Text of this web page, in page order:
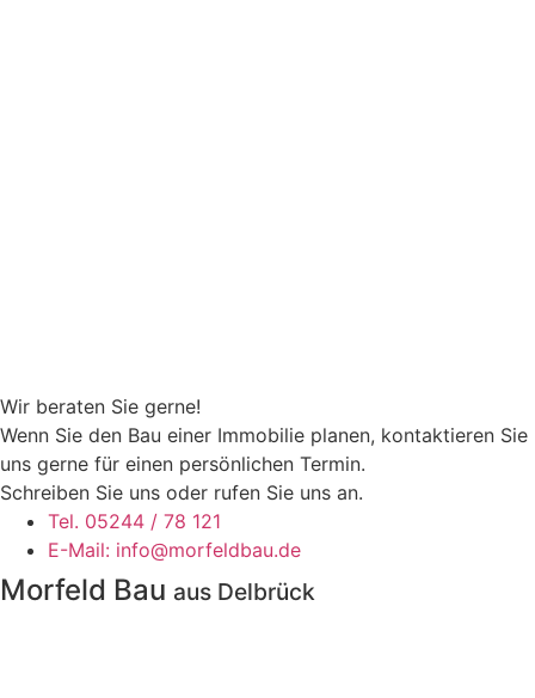
Wir beraten Sie gerne!
Wenn Sie den Bau einer Immobilie planen, kontaktieren Sie
uns gerne für einen persönlichen Termin.
Schreiben Sie uns oder rufen Sie uns an.
Tel. 05244 / 78 121
E-Mail: info@morfeldbau.de
Morfeld Bau aus Delbrück